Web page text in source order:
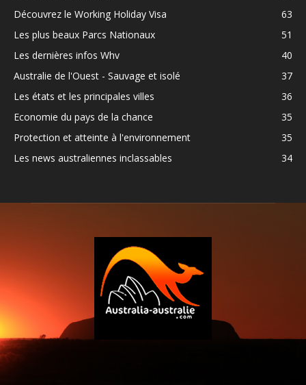
Découvrez le Working Holiday Visa
63
Les plus beaux Parcs Nationaux
51
Les dernières infos Whv
40
Australie de l'Ouest - Sauvage et isolé
37
Les états et les principales villes
36
Economie du pays de la chance
35
Protection et atteinte à l'environnement
35
Les news australiennes inclassables
34